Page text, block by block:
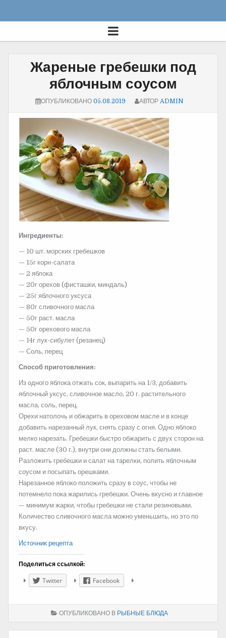
Жареные гребешки под
яблочным соусом
ОПУБЛИКОВАНО 05.08.2019 АВТОР ADMIN
Ингредиенты:
— 10 шт. морских гребешков
— 15г корн-салата
— 2 яблока
— 20г орехов (фисташки, миндаль)
— 25г яблочного уксуса
— 80г сливочного масла
— 50г раст. масла
— 50г орехового масла
— 14г лук-сибулет (резанец)
— Соль, перец
Способ приготовления:
Из одного яблока отжать сок, выпарить на 1/3, добавить
яблочный уксус, сливочное масло, 20 г. растительного
масла, соль, перец.
Орехи натолочь и обжарить в ореховом масле и в конце
добавить нарезанный лук, снять сразу с огня. Одно яблоко
мелко нарезать. Гребешки быстро обжарить с двух сторон на
раст. масле (30 г.), внутри они должны стать белыми.
Разложить гребешки и салат на тарелки, полить яблочным
соусом и посыпать орешками.
Нарезанное яблоко положить сразу в соус, чтобы не
потемнело пока жарились гребешки. Очень вкусно и главное
— минимум жарки, чтобы гребешки не стали резиновыми.
Количество сливочного масла можно уменьшить, но это по
вкусу.
Источник рецепта
Поделиться ссылкой:
Twitter Facebook
ОПУБЛИКОВАНО В РЫБНЫЕ БЛЮДА